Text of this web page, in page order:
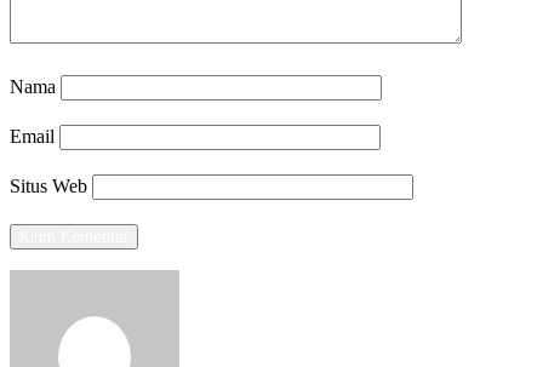
Nama
Email
Situs Web